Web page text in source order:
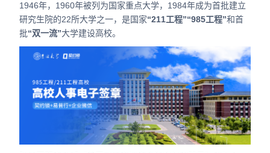
安全合规
1946年，1960年被列为国家重点大学，1984年成为首批建立
研究生院的22所大学之一，是国家“211工程”“985工程”和首
批“双一流”大学建设高校。